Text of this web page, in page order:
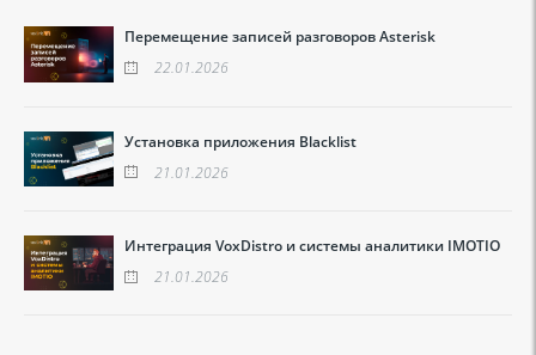
Перемещение записей разговоров Asterisk
22.01.2026
Установка приложения Blacklist
21.01.2026
Интеграция VoxDistro и системы аналитики IMOTIO
21.01.2026